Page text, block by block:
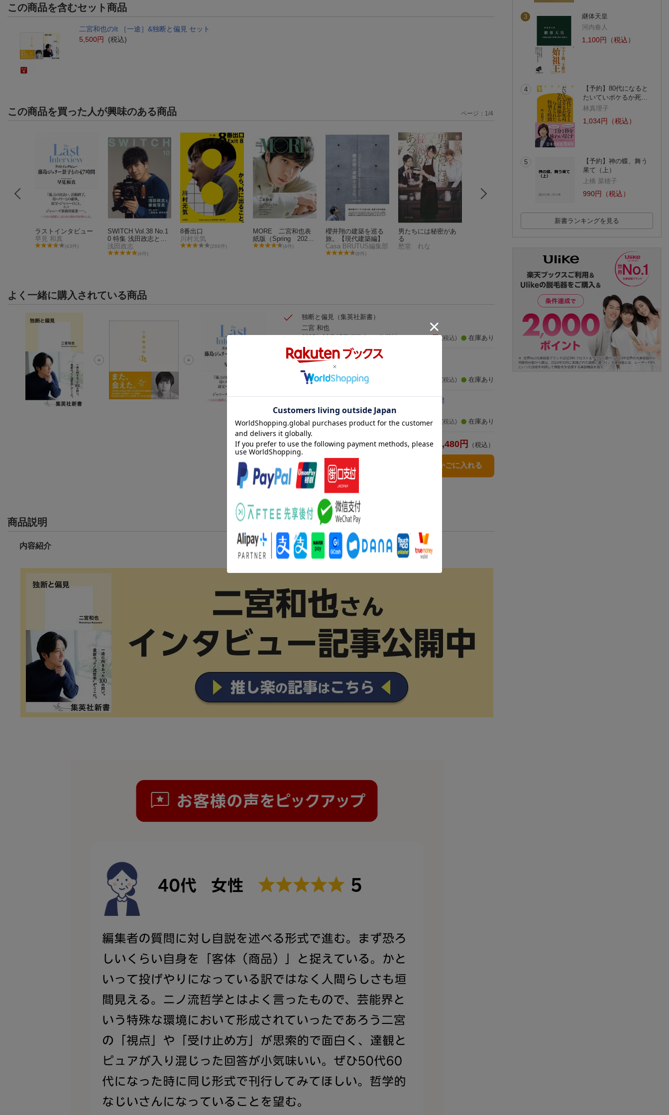
この商品を含むセット商品
二宮和也のIt ［一途］&独断と偏見 セット
5,500円
(税込)
この商品を買った人が興味のある商品
ラストインタビュー
早見 和真
(43件)
SWITCH Vol.38 No.1
0 特集 浅田政志と家
族写真（表紙：二宮
和也）
浅田政志
(4件)
8番出口
川村元気
(266件)
MORE 二宮和也表
紙版（Spring 202
5）
(4件)
櫻井翔の建築を巡る
旅。【現代建築編】
Casa BRUTUS編集部
(8件)
男たちには秘密があ
る
愁堂 れな
ラーゲリより愛を込
半分論
【初回仕様】
ョン（2枚組）【
ay】
ページ： 1 /4
よく一緒に購入されている商品
独断と偏見
（集英社新書）
二宮 和也
2025年06月17日頃発売／ 集英社 1,100円 (税込) 在庫あり
二宮和也のIt ［一途］
二宮 和也
2024年11月15日発売／ 集英社 (税込) 在庫あり
藤島ジュリー景子との47時間
早見 和真
2025年07月18日発売／ 新潮社 1,980円 (税込) 在庫あり
合計 7,480 円 （税込）
3点とも買い物かごに入れる
商品説明
内容紹介
3
継体天皇
河内春人
1,100円（税込）
4
【予約】80代になると
たいていボケるか死…
林真理子
1,034円（税込）
5
【予約】神の蝶、舞う
果て（上）
上橋 菜穂子
990円（税込）
新書ランキングを見る